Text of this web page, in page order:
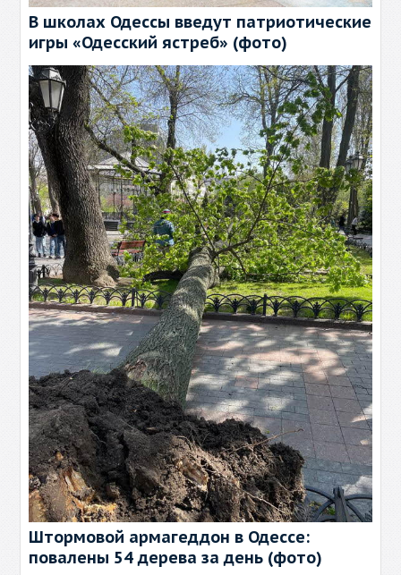
В школах Одессы введут патриотические
игры «Одесский ястреб» (фото)
Штормовой армагеддон в Одессе:
повалены 54 дерева за день (фото)